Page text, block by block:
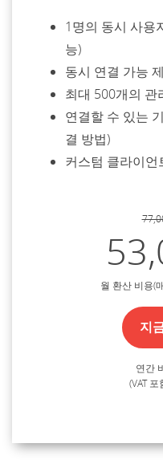
1명의 동시 사용
능)
동시 연결 가능
최대 500개의 관
연결할 수 있는
결 방법)
커스텀 클라이언
월 환산 비용(
지
연간
(VAT